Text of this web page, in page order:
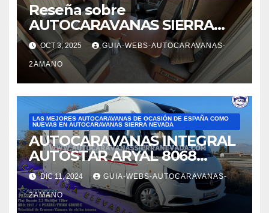
Reseña sobre
AUTOCARAVANAS SIERRA
NEVADA. Las mejores
reseñas de AUTOCARAVANAS
DE SEGUNDA MANO DE
ESPAÑA. Reseña de JOSÉ
FELIPE PESQUERO. En el
ámbito de ventas: Alejandra
nos mostró varias
autocaravanas. Fue
superprofesional,
OCT 3, 2025 GUIA-WEBS-AUTOCARAVANAS-
2AMANO
LAS MEJORES AUTOCARAVANAS DE OCASIÓN DE ESPAÑA COMO
NUEVAS EN AUTOCARAVANAS SIERRA NEVADA
AUTOCARAVANAS INTEGRAL
AUTOSTAR ARYAL 8068
autocaravanas Sierra Nevada
DIC 11, 2024 GUIA-WEBS-AUTOCARAVANAS-
2AMANO